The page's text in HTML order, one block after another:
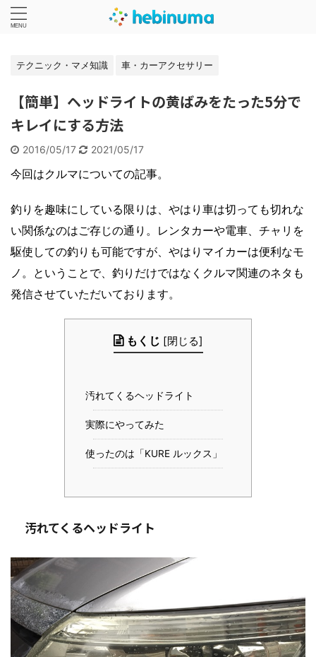
テクニック・マメ知識 車・カーアクセサリー
【簡単】ヘッドライトの黄ばみをたった5分で
キレイにする方法
2016/05/17 2021/05/17
今回はクルマについての記事。
釣りを趣味にしている限りは、やはり車は切っても切れな
い関係なのはご存じの通り。レンタカーや電車、チャリを
駆使しての釣りも可能ですが、やはりマイカーは便利なモ
ノ。ということで、釣りだけではなくクルマ関連のネタも
発信させていただいております。
もくじ [閉じる]
汚れてくるヘッドライト
実際にやってみた
使ったのは「KURE ルックス」
汚れてくるヘッドライト